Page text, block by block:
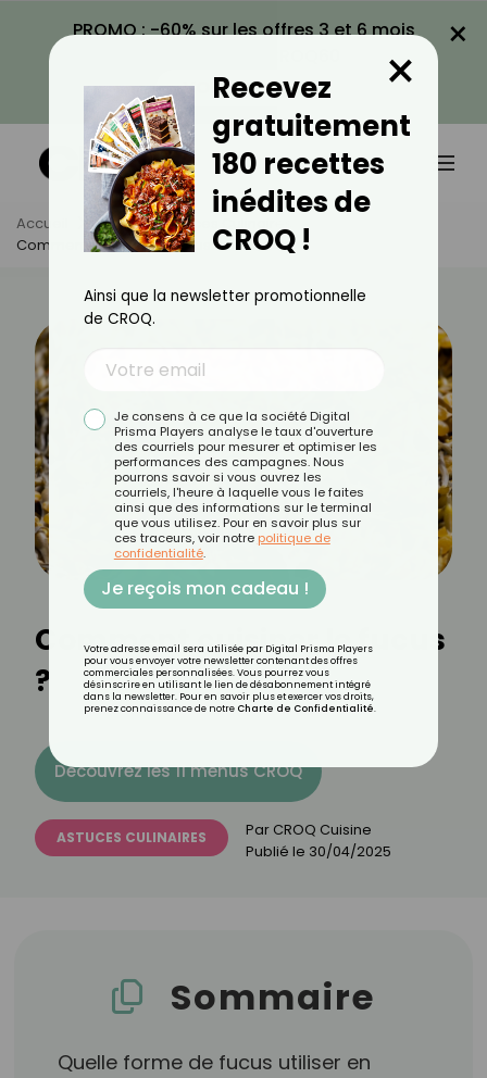
PROMO : -60% sur les offres 3 et 6 mois
VOIR LA PROMO
×
Accueil Actus
Astuces Culinaires
Comment Cuisiner Le Fucus ?
Comment cuisiner le fucus
?
Découvrez les 11 menus CROQ
ASTUCES CULINAIRES Par CROQ Cuisine
Publié le 30/04/2025
Sommaire
Quelle forme de fucus utiliser en
Recevez
gratuitement
180 recettes
inédites de
CROQ !
×
Ainsi que la newsletter promotionnelle
de CROQ.
Je consens à ce que la société Digital
Prisma Players analyse le taux d'ouverture
des courriels pour mesurer et optimiser les
performances des campagnes. Nous
pourrons savoir si vous ouvrez les
courriels, l'heure à laquelle vous le faites
ainsi que des informations sur le terminal
que vous utilisez. Pour en savoir plus sur
ces traceurs, voir notre politique de
confidentialité.
Je reçois mon cadeau !
Votre adresse email sera utilisée par Digital Prisma Players
pour vous envoyer votre newsletter contenant des offres
commerciales personnalisées. Vous pourrez vous
désinscrire en utilisant le lien de désabonnement intégré
dans la newsletter. Pour en savoir plus et exercer vos droits,
prenez connaissance de notre Charte de Confidentialité.